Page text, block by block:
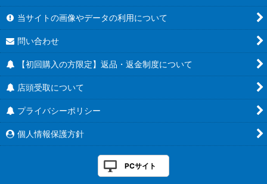
当サイトの画像やデータの利用について
問い合わせ
【初回購入の方限定】返品・返金制度について
店頭受取について
プライバシーポリシー
個人情報保護方針
PCサイト